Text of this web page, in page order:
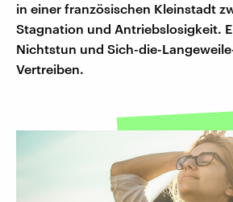
in einer französischen Kleinstadt
Stagnation und Antriebslosigkeit.
Nichtstun und Sich-die-
Vertreiben.